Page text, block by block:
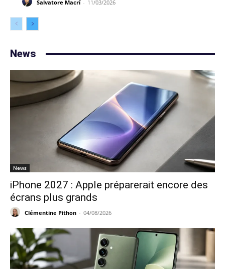
Salvatore Macrí - 11/03/2026
News
News
iPhone 2027 : Apple préparerait encore des
écrans plus grands
Clémentine Pithon - 04/08/2026